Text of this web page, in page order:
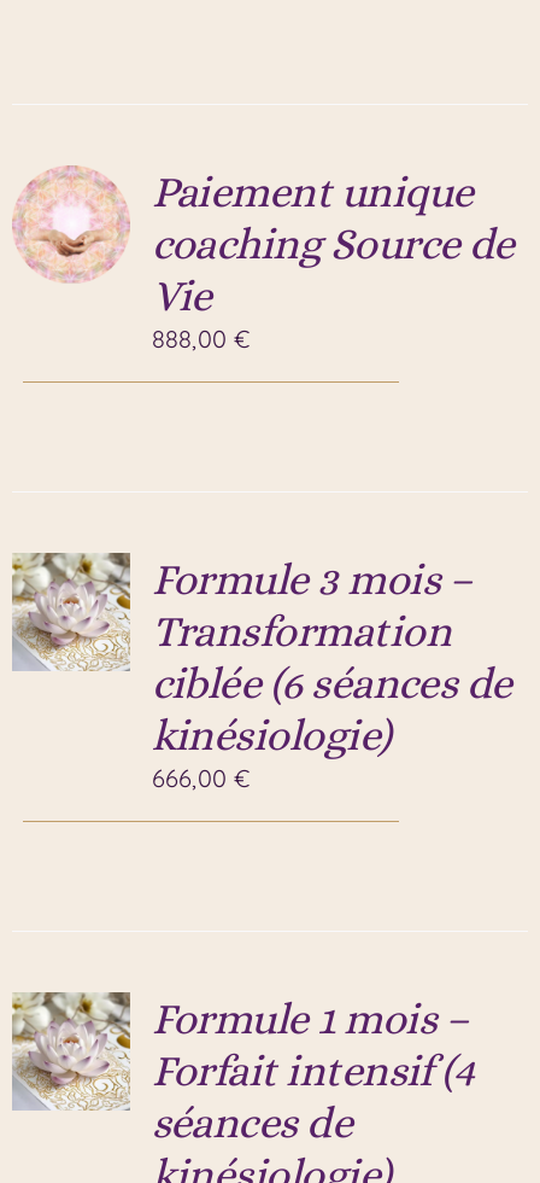
Paiement unique
coaching Source de
Vie
888,00 €
Formule 3 mois –
Transformation
ciblée (6 séances de
kinésiologie)
666,00 €
Formule 1 mois –
Forfait intensif (4
séances de